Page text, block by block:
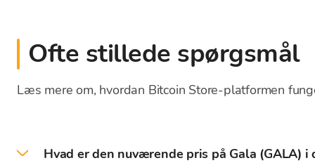
Ofte stillede spørgsmål
Læs mere om, hvordan Bitcoin Store-platformen
Hvad er den nuværende pris på Gala (GALA) i